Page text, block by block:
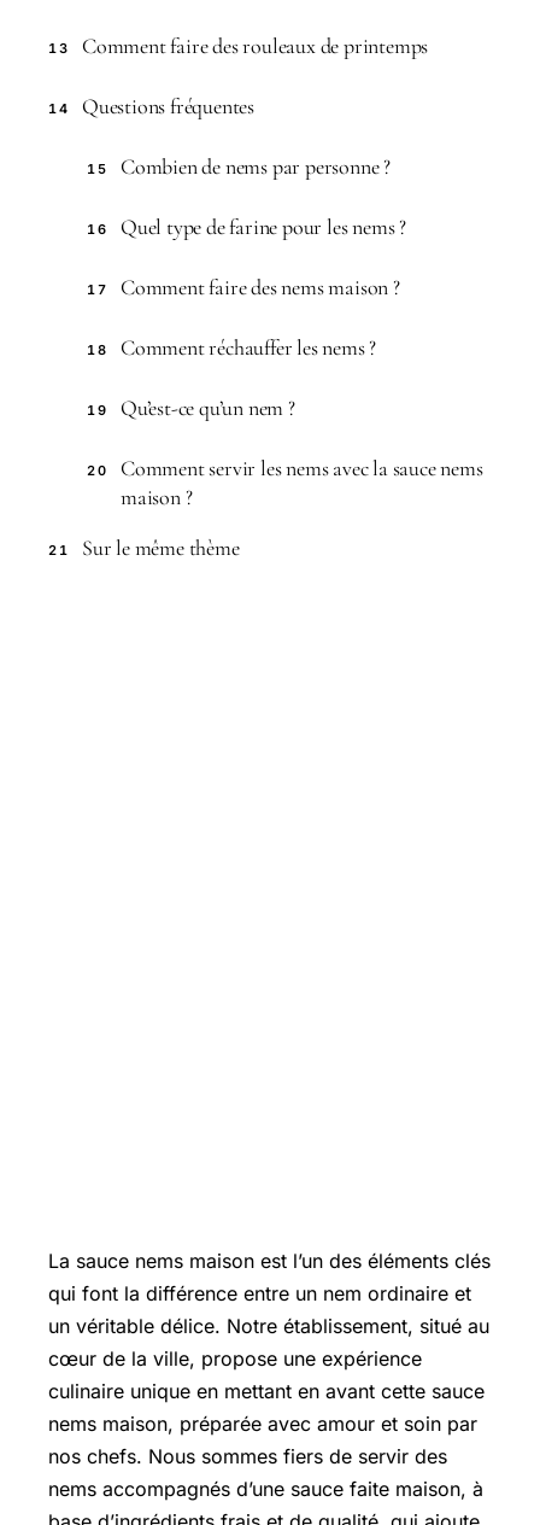
13 Comment faire des rouleaux de printemps
14 Questions fréquentes
15 Combien de nems par personne ?
16 Quel type de farine pour les nems ?
17 Comment faire des nems maison ?
18 Comment réchauffer les nems ?
19 Qu’est-ce qu’un nem ?
20
Comment servir les nems avec la sauce nems
maison ?
21 Sur le même thème
La sauce nems maison est l’un des éléments clés
qui font la différence entre un nem ordinaire et
un véritable délice. Notre établissement, situé au
cœur de la ville, propose une expérience
culinaire unique en mettant en avant cette sauce
nems maison, préparée avec amour et soin par
nos chefs. Nous sommes fiers de servir des
nems accompagnés d’une sauce faite maison, à